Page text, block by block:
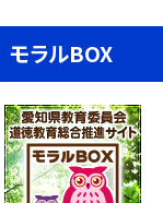
モラルBOX